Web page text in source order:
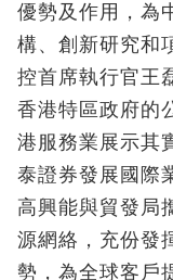
優勢及作用，為
構、創新研究和
控首席執行官王
香港特區政府的
港服務業展示其
泰證券發展國際
高興能與貿發局
源網絡，充份發
勢，為全球客戶